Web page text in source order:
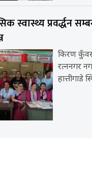
स्वास्थ्य प्रवर्द्धन
किरण
रत्ननगर
हात्तीगाडे